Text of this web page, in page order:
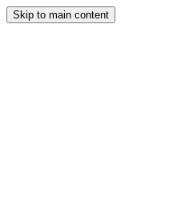
Skip to main content